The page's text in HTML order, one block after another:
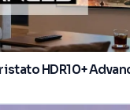
HDR10+